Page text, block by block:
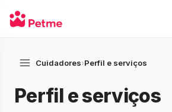
Cuidadores›Perfil e serviços
Perfil e serviços